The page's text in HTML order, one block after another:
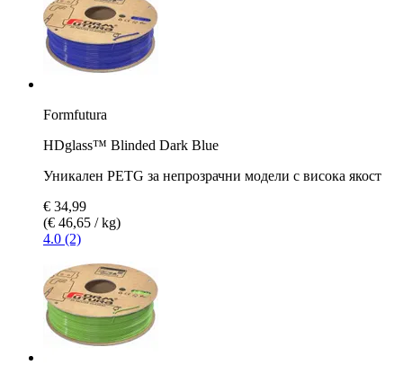
Formfutura
HDglass™ Blinded Dark Blue
Уникален PETG за непрозрачни модели с висока якост
€ 34,99
(€ 46,65 / kg)
4.0 (2)